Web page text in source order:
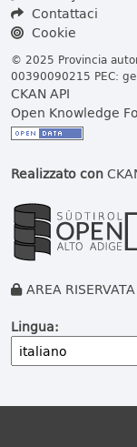
Contattaci
Cookie
© 2025 Provincia
00390090215 PEC:
CKAN API
Open Knowledge
Realizzato con
AREA RISERVATA
Lingua